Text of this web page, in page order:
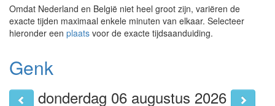
Omdat Nederland en België niet heel groot zijn, variëren de
exacte tijden maximaal enkele minuten van elkaar. Selecteer
hieronder een plaats voor de exacte tijdsaanduiding.
Genk
donderdag 06 augustus 2026